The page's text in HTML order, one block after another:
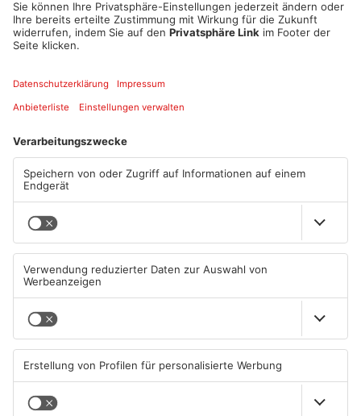
ANZEIGE
Mehr aus
Primaveraland
Schwimmbäder im
Primaveraland weisen teils
erhebliche Mängel auf
06.08.2026, 06:37 UHR IN
PRIMAVERALAND
Waldbrandgefahr im
Primaveraland bleibt
weiterhin sehr hoch